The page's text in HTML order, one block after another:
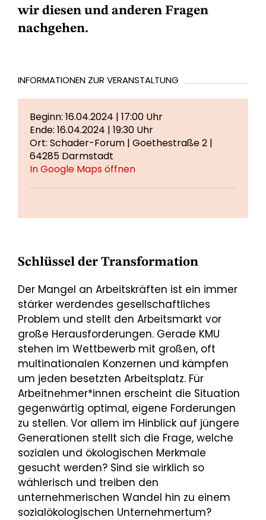
wir diesen und anderen Fragen
nachgehen.
INFORMATIONEN ZUR VERANSTALTUNG
Beginn: 16.04.2024 | 17:00 Uhr
Ende: 16.04.2024 | 19:30 Uhr
Ort: Schader-Forum | Goethestraße 2 |
64285 Darmstadt
In Google Maps öffnen
Schlüssel der Transformation
Der Mangel an Arbeitskräften ist ein immer
stärker werdendes gesellschaftliches
Problem und stellt den Arbeitsmarkt vor
große Herausforderungen. Gerade KMU
stehen im Wettbewerb mit großen, oft
multinationalen Konzernen und kämpfen
um jeden besetzten Arbeitsplatz. Für
Arbeitnehmer*innen erscheint die Situation
gegenwärtig optimal, eigene Forderungen
zu stellen. Vor allem im Hinblick auf jüngere
Generationen stellt sich die Frage, welche
sozialen und ökologischen Merkmale
gesucht werden? Sind sie wirklich so
wählerisch und treiben den
unternehmerischen Wandel hin zu einem
sozialökologischen Unternehmertum?